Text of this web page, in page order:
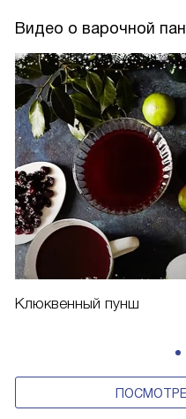
Видео о варочной
Клюквенный пунш